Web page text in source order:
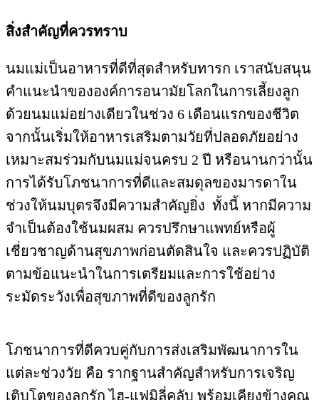
สิ่งสำคัญที่ควรทราบ
นมแม่เป็นอาหารที่ดีที่สุดสำหรับทารก เราสนับสนุน
คำแนะนำขององค์การอนามัยโลกในการเลี้ยงลูก
ด้วยนมแม่อย่างเดียวในช่วง 6 เดือนแรกของชีวิต
จากนั้นเริ่มให้อาหารเสริมตามวัยที่ปลอดภัยอย่าง
เหมาะสมร่วมกับนมแม่จนครบ 2 ปี หรือนานกว่านั้น
การได้รับโภชนาการที่ดีและสมดุลของมารดาใน
ช่วงให้นมบุตรจึงมีความสำคัญยิ่ง ทั้งนี้ หากมีความ
จำเป็นต้องใช้นมผสม ควรปรึกษาแพทย์หรือผู้
เชี่ยวชาญด้านสุขภาพก่อนตัดสินใจ และควรปฏิบัติ
ตามข้อแนะนำในการเตรียมและการใช้อย่าง
ระมัดระวังเพื่อสุขภาพที่ดีของลูกรัก
โภชนาการที่ดีควบคู่กับการส่งเสริมพัฒนาการใน
แต่ละช่วงวัย คือ รากฐานสำคัญสำหรับการเจริญ
เติบโตของลูกรัก ไฮ-แฟมิลี่คลับ พร้อมเคียงข้างคุณ